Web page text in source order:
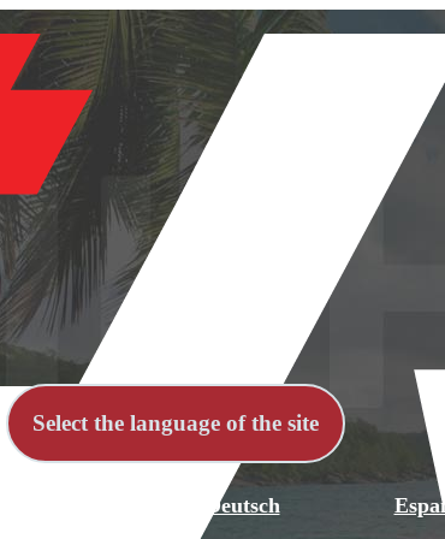
Select the language of the site
Deutsch